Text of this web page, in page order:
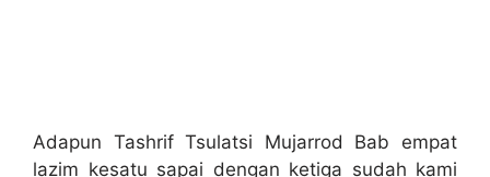
Adapun Tashrif Tsulatsi Mujarrod Bab empat
lazim kesatu sapai dengan ketiga sudah kami